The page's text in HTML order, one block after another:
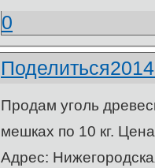
0
Поделиться
Продам уголь
мешках по 10 кг.
Адрес: